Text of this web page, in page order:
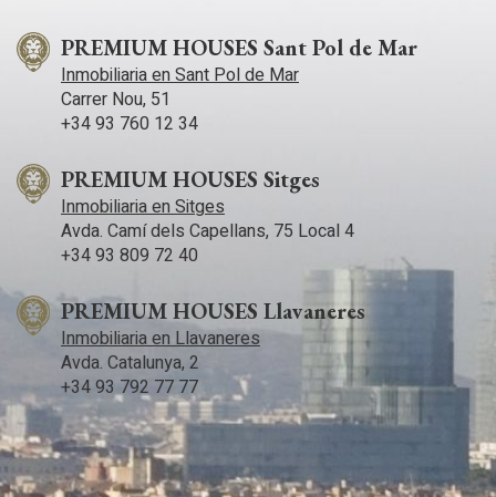
ubicación, diseño, comodidad y funcionalidad. Excelente
PREMIUM HOUSES Sant Pol de Mar
Inmobiliaria en Sant Pol de Mar
Carrer Nou, 51
+34 93 760 12 34
PREMIUM HOUSES Sitges
Inmobiliaria en Sitges
Avda. Camí­ dels Capellans, 75 Local 4
+34 93 809 72 40
PREMIUM HOUSES Llavaneres
Inmobiliaria en Llavaneres
Avda. Catalunya, 2
+34 93 792 77 77